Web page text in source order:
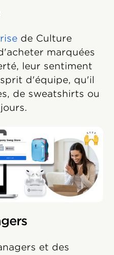
de Culture
marquées
leur sentiment
d'équipe, qu'il
de sweatshirts ou
et des